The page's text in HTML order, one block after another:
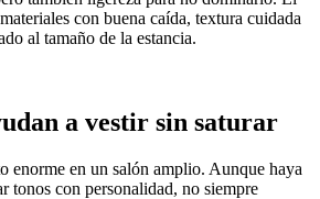
con buena caída, textura cuidada
al tamaño de la estancia.
a vestir sin saturar
enorme en un salón amplio. Aunque haya
tonos con personalidad, no siempre